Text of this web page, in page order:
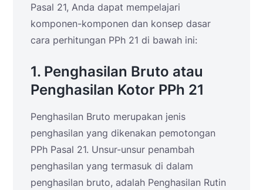
Pasal 21, Anda dapat mempelajari
komponen-komponen dan konsep dasar
cara perhitungan PPh 21 di bawah ini:
1. Penghasilan Bruto atau
Penghasilan Kotor PPh 21
Penghasilan Bruto merupakan jenis
penghasilan yang dikenakan pemotongan
PPh Pasal 21. Unsur-unsur penambah
penghasilan yang termasuk di dalam
penghasilan bruto, adalah Penghasilan Rutin